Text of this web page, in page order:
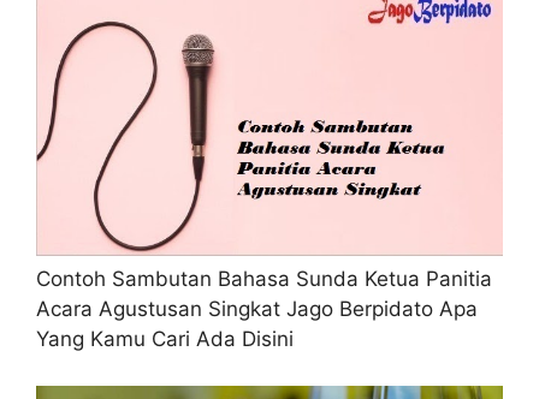
Contoh Sambutan Bahasa Sunda Ketua Panitia
Acara Agustusan Singkat Jago Berpidato Apa
Yang Kamu Cari Ada Disini